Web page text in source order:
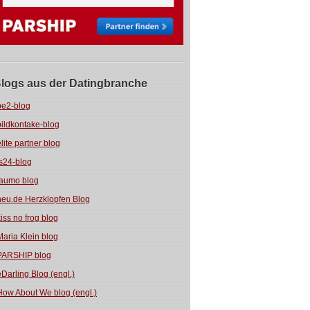
aus der Datingbranche
blog
blog
partner blog
blog
blog
Herzklopfen Blog
no frog blog
Klein blog
blog
Blog (engl.)
About We blog (engl.)